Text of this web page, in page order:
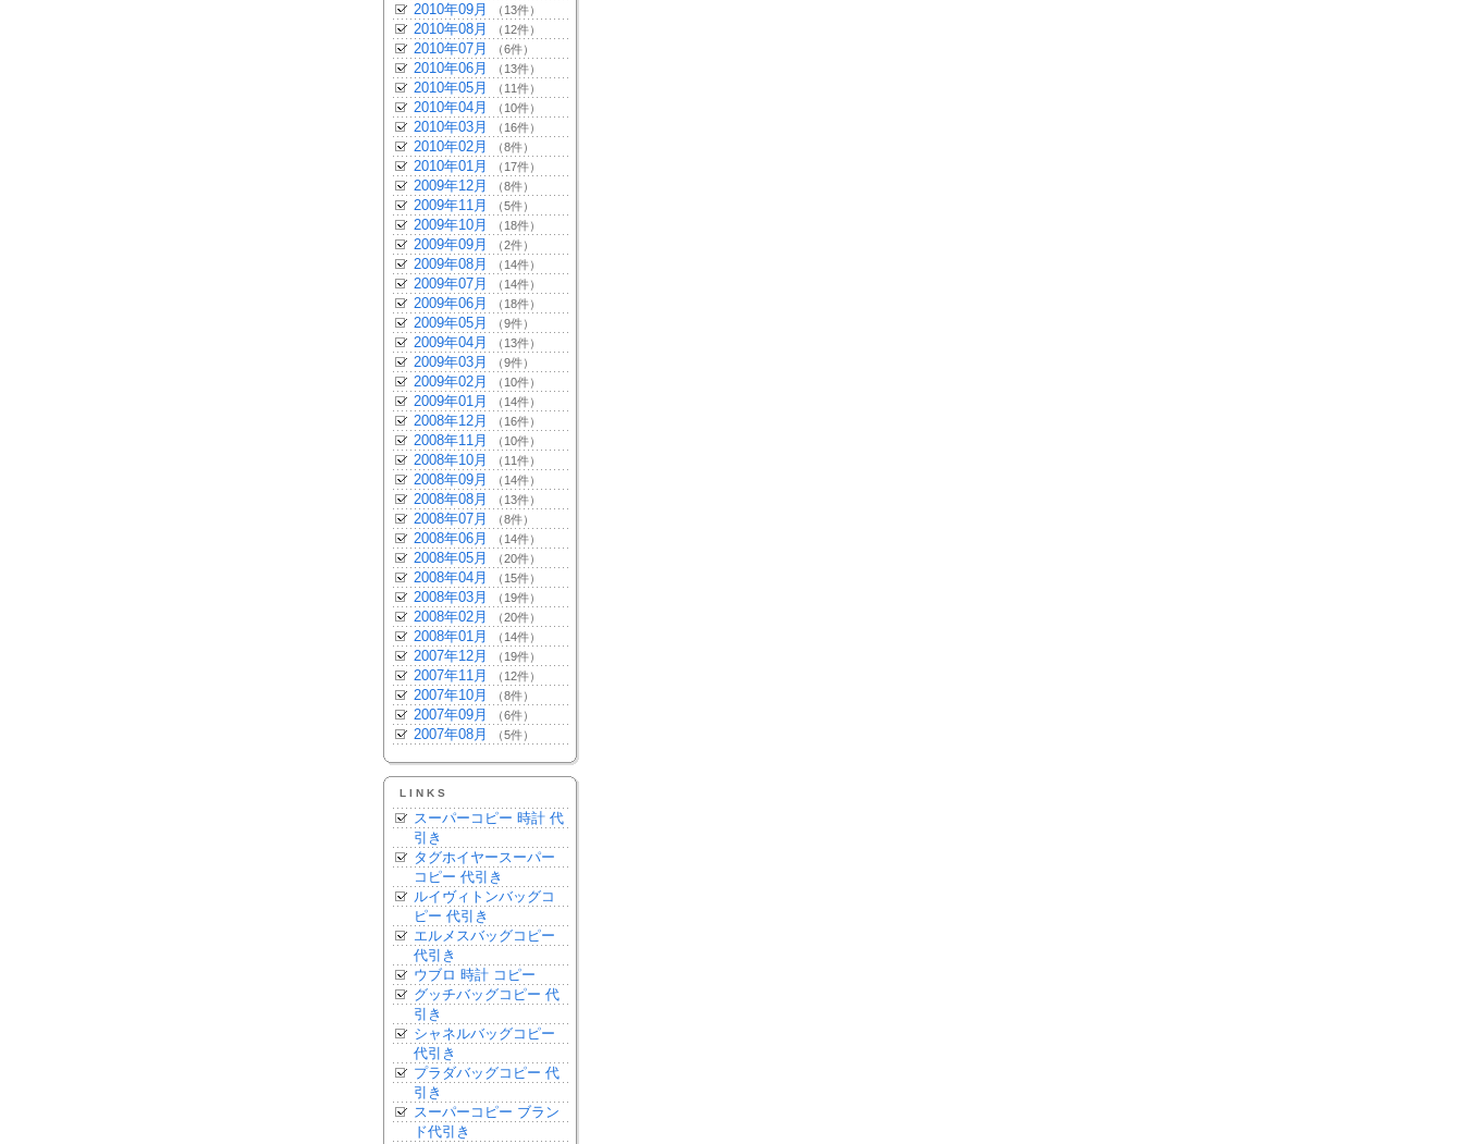
2010年09月 （13件）
2010年08月 （12件）
2010年07月 （6件）
2010年06月 （13件）
2010年05月 （11件）
2010年04月 （10件）
2010年03月 （16件）
2010年02月 （8件）
2010年01月 （17件）
2009年12月 （8件）
2009年11月 （5件）
2009年10月 （18件）
2009年09月 （2件）
2009年08月 （14件）
2009年07月 （14件）
2009年06月 （18件）
2009年05月 （9件）
2009年04月 （13件）
2009年03月 （9件）
2009年02月 （10件）
2009年01月 （14件）
2008年12月 （16件）
2008年11月 （10件）
2008年10月 （11件）
2008年09月 （14件）
2008年08月 （13件）
2008年07月 （8件）
2008年06月 （14件）
2008年05月 （20件）
2008年04月 （15件）
2008年03月 （19件）
2008年02月 （20件）
2008年01月 （14件）
2007年12月 （19件）
2007年11月 （12件）
2007年10月 （8件）
2007年09月 （6件）
2007年08月 （5件）
LINKS
スーパーコピー 時計 代
引き
タグホイヤースーパー
コピー 代引き
ルイヴィトンバッグコ
ピー 代引き
エルメスバッグコピー
代引き
ウブロ 時計 コピー
グッチバッグコピー 代
引き
シャネルバッグコピー
代引き
プラダバッグコピー 代
引き
スーパーコピー ブラン
ド代引き